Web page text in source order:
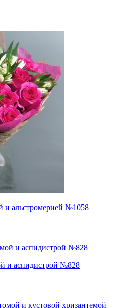
и альстромерией №1058
и аспидистрой №828